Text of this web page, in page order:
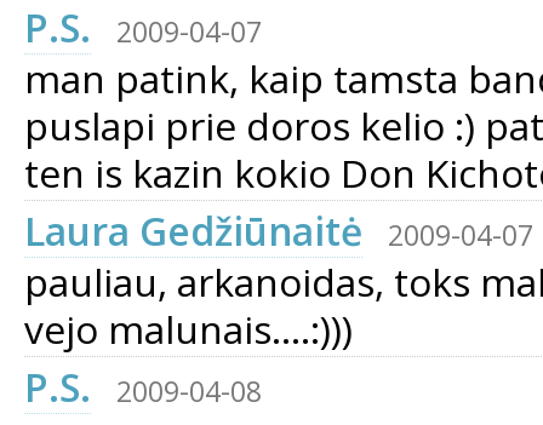
P.S.
2009-04-07
man patink, kaip tamsta
puslapi prie doros kelio :)
ten is kazin kokio Don
Laura Gedžiūnaitė
2009-04-07
pauliau, arkanoidas, toks
vejo malunais....:)))
P.S.
2009-04-08